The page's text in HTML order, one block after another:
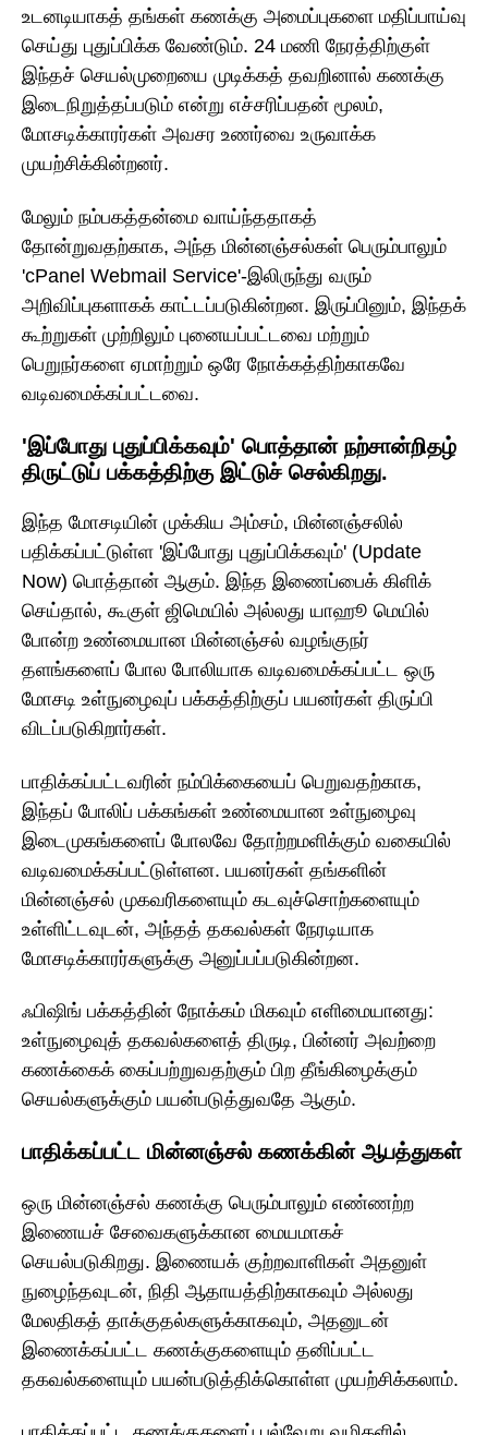
உடனடியாகத் தங்கள் கணக்கு அமைப்புகளை மதிப்பாய்வு
செய்து புதுப்பிக்க வேண்டும். 24 மணி நேரத்திற்குள்
இந்தச் செயல்முறையை முடிக்கத் தவறினால் கணக்கு
இடைநிறுத்தப்படும் என்று எச்சரிப்பதன் மூலம்,
மோசடிக்காரர்கள் அவசர உணர்வை உருவாக்க
முயற்சிக்கின்றனர்.
மேலும் நம்பகத்தன்மை வாய்ந்ததாகத்
தோன்றுவதற்காக, அந்த மின்னஞ்சல்கள் பெரும்பாலும்
'cPanel Webmail Service'-இலிருந்து வரும்
அறிவிப்புகளாகக் காட்டப்படுகின்றன. இருப்பினும், இந்தக்
கூற்றுகள் முற்றிலும் புனையப்பட்டவை மற்றும்
பெறுநர்களை ஏமாற்றும் ஒரே நோக்கத்திற்காகவே
வடிவமைக்கப்பட்டவை.
'இப்போது புதுப்பிக்கவும்' பொத்தான் நற்சான்றிதழ்
திருட்டுப் பக்கத்திற்கு இட்டுச் செல்கிறது.
இந்த மோசடியின் முக்கிய அம்சம், மின்னஞ்சலில்
பதிக்கப்பட்டுள்ள 'இப்போது புதுப்பிக்கவும்' (Update
Now) பொத்தான் ஆகும். இந்த இணைப்பைக் கிளிக்
செய்தால், கூகுள் ஜிமெயில் அல்லது யாஹூ மெயில்
போன்ற உண்மையான மின்னஞ்சல் வழங்குநர்
தளங்களைப் போல போலியாக வடிவமைக்கப்பட்ட ஒரு
மோசடி உள்நுழைவுப் பக்கத்திற்குப் பயனர்கள் திருப்பி
விடப்படுகிறார்கள்.
பாதிக்கப்பட்டவரின் நம்பிக்கையைப் பெறுவதற்காக,
இந்தப் போலிப் பக்கங்கள் உண்மையான உள்நுழைவு
இடைமுகங்களைப் போலவே தோற்றமளிக்கும் வகையில்
வடிவமைக்கப்பட்டுள்ளன. பயனர்கள் தங்களின்
மின்னஞ்சல் முகவரிகளையும் கடவுச்சொற்களையும்
உள்ளிட்டவுடன், அந்தத் தகவல்கள் நேரடியாக
மோசடிக்காரர்களுக்கு அனுப்பப்படுகின்றன.
ஃபிஷிங் பக்கத்தின் நோக்கம் மிகவும் எளிமையானது:
உள்நுழைவுத் தகவல்களைத் திருடி, பின்னர் அவற்றை
கணக்கைக் கைப்பற்றுவதற்கும் பிற தீங்கிழைக்கும்
செயல்களுக்கும் பயன்படுத்துவதே ஆகும்.
பாதிக்கப்பட்ட மின்னஞ்சல் கணக்கின் ஆபத்துகள்
ஒரு மின்னஞ்சல் கணக்கு பெரும்பாலும் எண்ணற்ற
இணையச் சேவைகளுக்கான மையமாகச்
செயல்படுகிறது. இணையக் குற்றவாளிகள் அதனுள்
நுழைந்தவுடன், நிதி ஆதாயத்திற்காகவும் அல்லது
மேலதிகத் தாக்குதல்களுக்காகவும், அதனுடன்
இணைக்கப்பட்ட கணக்குகளையும் தனிப்பட்ட
தகவல்களையும் பயன்படுத்திக்கொள்ள முயற்சிக்கலாம்.